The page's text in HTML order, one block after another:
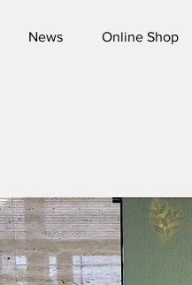
News Online Shop